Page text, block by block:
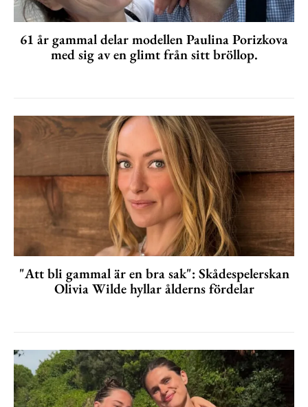
61 år gammal delar modellen Paulina Porizkova
med sig av en glimt från sitt bröllop.
"Att bli gammal är en bra sak": Skådespelerskan
Olivia Wilde hyllar ålderns fördelar